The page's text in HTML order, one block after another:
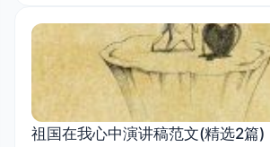
祖国在我心中演讲稿范文(精选2篇)